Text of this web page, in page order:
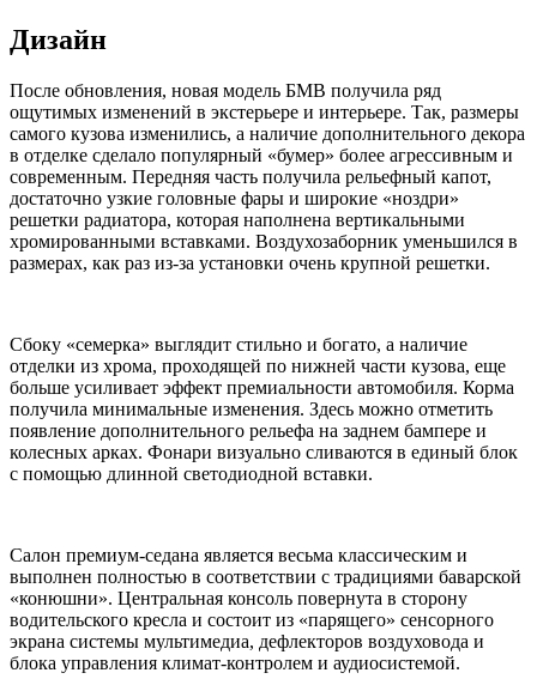
Дизайн
После обновления, новая модель БМВ получила ряд
ощутимых изменений в экстерьере и интерьере. Так, размеры
самого кузова изменились, а наличие дополнительного декора
в отделке сделало популярный «бумер» более агрессивным и
современным. Передняя часть получила рельефный капот,
достаточно узкие головные фары и широкие «ноздри»
решетки радиатора, которая наполнена вертикальными
хромированными вставками. Воздухозаборник уменьшился в
размерах, как раз из-за установки очень крупной решетки.
Сбоку «семерка» выглядит стильно и богато, а наличие
отделки из хрома, проходящей по нижней части кузова, еще
больше усиливает эффект премиальности автомобиля. Корма
получила минимальные изменения. Здесь можно отметить
появление дополнительного рельефа на заднем бампере и
колесных арках. Фонари визуально сливаются в единый блок
с помощью длинной светодиодной вставки.
Салон премиум-седана является весьма классическим и
выполнен полностью в соответствии с традициями баварской
«конюшни». Центральная консоль повернута в сторону
водительского кресла и состоит из «парящего» сенсорного
экрана системы мультимедиа, дефлекторов воздуховода и
блока управления климат-контролем и аудиосистемой.